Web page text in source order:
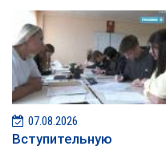
07.08.2026
️️Вступительную